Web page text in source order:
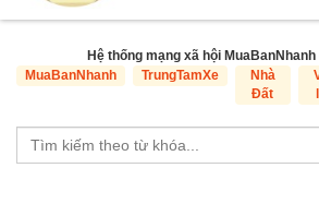
Hệ thống mạng xã hội
MuaBanNhanh
TrungTamXe
Nhà
Đất